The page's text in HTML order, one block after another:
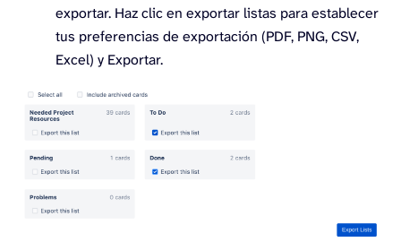
exportar. Haz clic en exportar listas para establecer
tus preferencias de exportación (PDF, PNG, CSV,
Excel) y Exportar.